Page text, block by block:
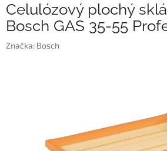
Celulózový plochý
Bosch GAS 35-55
Značka: Bosch